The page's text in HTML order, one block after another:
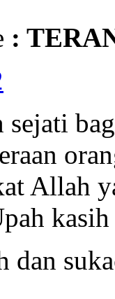
:
sejati
Allah
dan